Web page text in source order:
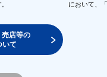
。
において、
店等の
いて